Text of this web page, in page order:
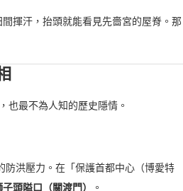
揮汗，抬頭就能看見先嗇宮的屋脊。那
也最不為人知的歷史隱情。
防洪壓力。在「保護首都中心（博愛特
子頭隘口（關渡門） 。